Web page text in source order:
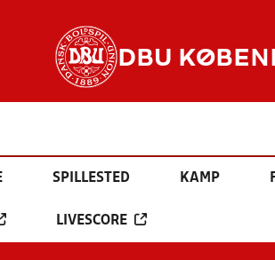
DBU
SPILLESTED KAMP
LIVESCORE